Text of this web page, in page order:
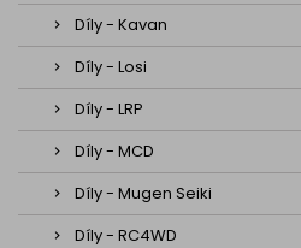
Díly - Kavan
Díly - Losi
Díly - LRP
Díly - MCD
Díly - Mugen Seiki
Díly - RC4WD